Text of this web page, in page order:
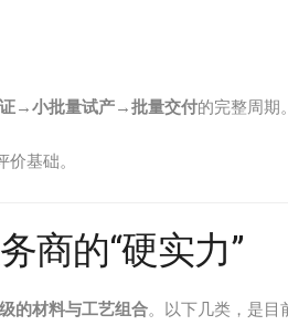
→小批量试产→批量交付的完整周期。
基础。
商的“硬实力”
的材料与工艺组合。以下几类，是目